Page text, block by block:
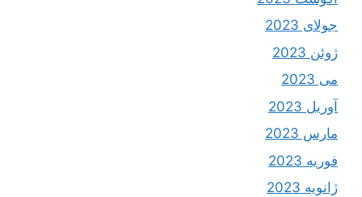
جولای 2023
ژوئن 2023
می 2023
آوریل 2023
مارس 2023
فوریه 2023
ژانویه 2023